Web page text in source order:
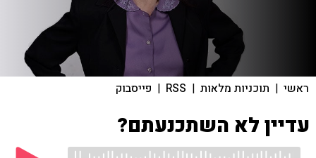
ראשי | תוכניות מלאות |
RSS
| פייסבוק
עדיין לא השתכנעתם?